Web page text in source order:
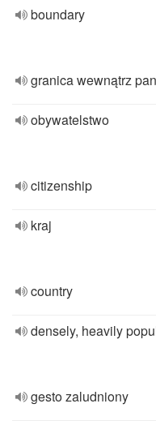
boundary
granica wewnątrz
obywatelstwo
citizenship
kraj
country
densely, heavily
gesto zaludniony